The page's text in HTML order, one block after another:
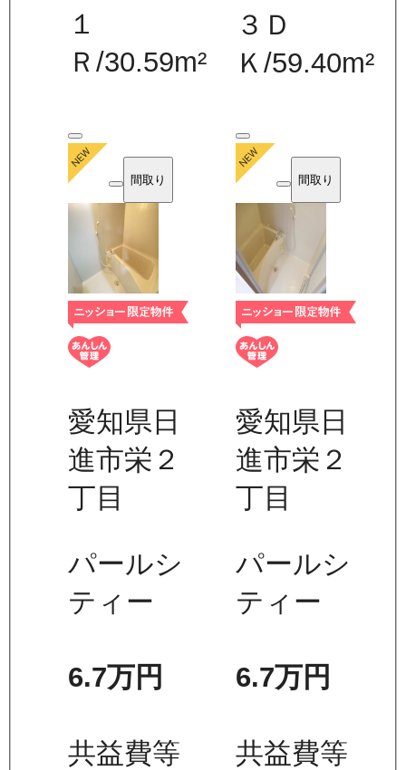
１
Ｒ/30.59m²
３Ｄ
Ｋ /59.40m²
間取り
愛知県日
進市栄２
丁目
パールシ
ティー
6.7万円
共益費等
間取り
愛知県日
進市栄２
丁目
パールシ
ティー
6.7万円
共益費等